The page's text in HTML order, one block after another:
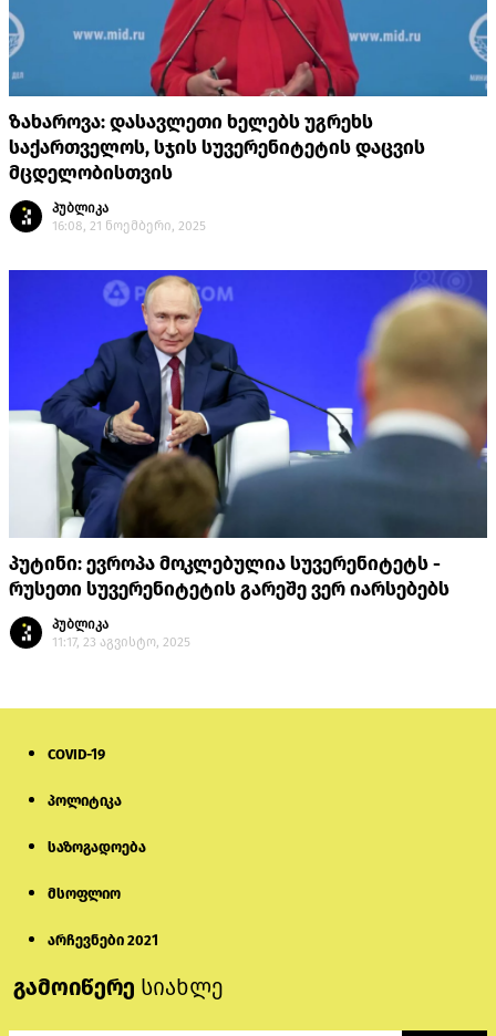
ზახაროვა: დასავლეთი ხელებს უგრეხს
საქართველოს, სჯის სუვერენიტეტის დაცვის
მცდელობისთვის
პუბლიკა
16:08, 21 ნოემბერი, 2025
პუტინი: ევროპა მოკლებულია სუვერენიტეტს -
რუსეთი სუვერენიტეტის გარეშე ვერ იარსებებს
პუბლიკა
11:17, 23 აგვისტო, 2025
COVID-19
პოლიტიკა
საზოგადოება
მსოფლიო
არჩევნები 2021
გამოიწერე სიახლე